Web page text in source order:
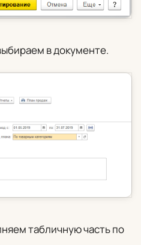
в документе.
табличную часть по